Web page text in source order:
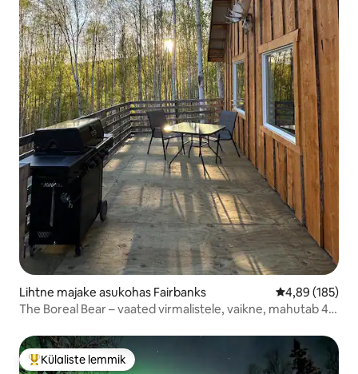
Lihtne majake asukohas Fairbanks Keskmine
4,89 (185)
The Boreal Bear – vaated virmalistele, vaikne, mahutab 4
Külaliste suur lemmik
Külaliste lemmik